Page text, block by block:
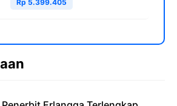
Rp 5.399.405